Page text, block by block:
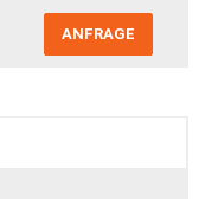
ANFRAGE